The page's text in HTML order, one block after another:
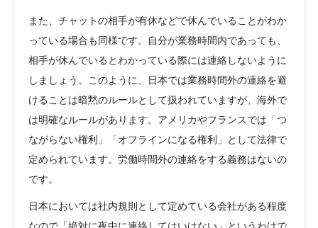
また、チャットの相手が有休などで休んでいることがわか
っている場合も同様です。自分が業務時間内であっても、
相手が休んでいるとわかっている際には連絡しないように
しましょう。このように、日本では業務時間外の連絡を避
けることは暗黙のルールとして扱われていますが、海外で
は明確なルールがあります。アメリカやフランスでは「つ
ながらない権利」「オフラインになる権利」として法律で
定められています。労働時間外の連絡をする義務はないの
です。
日本においては社内規則として定めている会社がある程度
なので「絶対に夜中に連絡してはいけない」というわけで